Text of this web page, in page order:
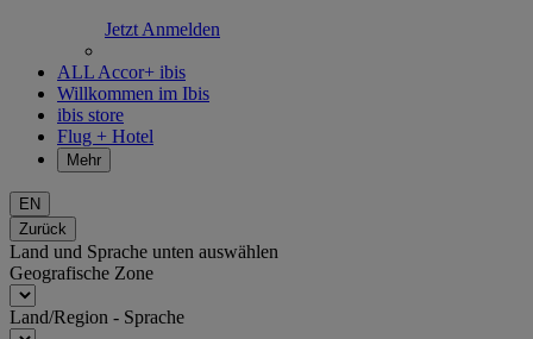
Jetzt Anmelden
ALL Accor+ ibis
Willkommen im Ibis
ibis store
Flug + Hotel
Mehr
EN
Zurück
Land und Sprache unten auswählen
Geografische Zone
Land/Region - Sprache